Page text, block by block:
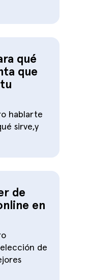
qué
que
hablarte
sirve,y
de
en
de